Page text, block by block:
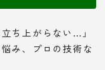
ち上がらない…」
み、プロの技術な